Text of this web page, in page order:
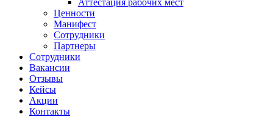
Аттестация рабочих мест
Ценности
Манифест
Сотрудники
Партнеры
Сотрудники
Вакансии
Отзывы
Кейсы
Акции
Контакты